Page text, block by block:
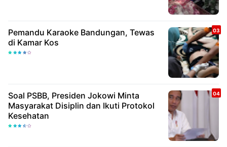
Pemandu Karaoke Bandungan, Tewas
di Kamar Kos
Soal PSBB, Presiden Jokowi Minta
Masyarakat Disiplin dan Ikuti Protokol
Kesehatan